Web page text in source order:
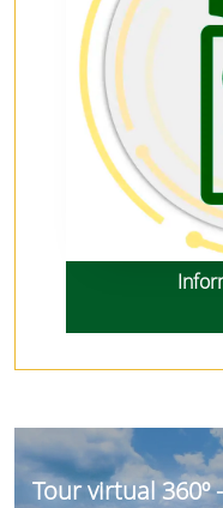
Tour virtual 360º